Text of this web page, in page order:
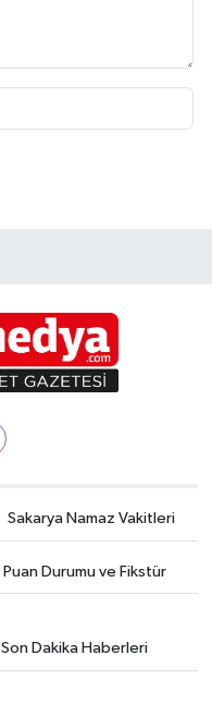
Sakarya Namaz Vakitleri
Puan Durumu ve Fikstür
Son Dakika Haberleri